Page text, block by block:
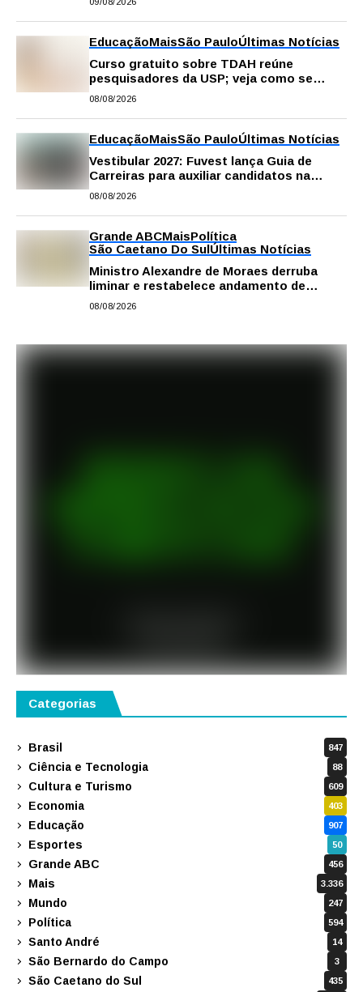
EducaçãoMaisSão PauloÚltimas Notícias
Curso gratuito sobre TDAH reúne
pesquisadores da USP; veja como se
inscrever
08/08/2026
EducaçãoMaisSão PauloÚltimas Notícias
Vestibular 2027: Fuvest lança Guia de
Carreiras para auxiliar candidatos na
escolha da profissão
08/08/2026
Grande ABCMaisPolítica
São Caetano Do SulÚltimas Notícias
Ministro Alexandre de Moraes derruba
liminar e restabelece andamento de
comissão processante contra vereador
08/08/2026
Categorias
Brasil 847
Ciência e Tecnologia 88
Cultura e Turismo 609
Economia 403
Educação 907
Esportes 50
Grande ABC 456
Mais 3.336
Mundo 247
Política 594
Santo André 14
São Bernardo do Campo 3
São Caetano do Sul 435